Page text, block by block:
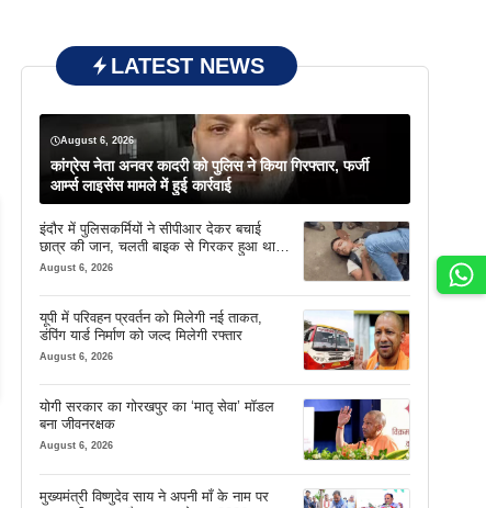
LATEST NEWS
August 6, 2026
कांग्रेस नेता अनवर कादरी को पुलिस ने किया गिरफ्तार, फर्जी
आर्म्स लाइसेंस मामले में हुई कार्रवाई
इंदौर में पुलिसकर्मियों ने सीपीआर देकर बचाई
छात्र की जान, चलती बाइक से गिरकर हुआ था
बेहोश
August 6, 2026
यूपी में परिवहन प्रवर्तन को मिलेगी नई ताकत,
डंपिंग यार्ड निर्माण को जल्द मिलेगी रफ्तार
August 6, 2026
योगी सरकार का गोरखपुर का ‘मातृ सेवा’ मॉडल
बना जीवनरक्षक
August 6, 2026
मुख्यमंत्री विष्णुदेव साय ने अपनी माँ के नाम पर